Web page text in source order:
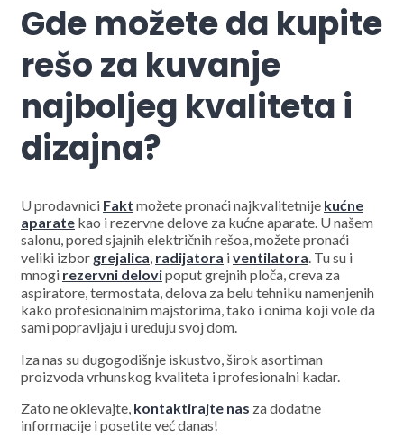
Gde možete da kupite
rešo za kuvanje
najboljeg kvaliteta i
dizajna?
U prodavnici Fakt možete pronaći najkvalitetnije kućne
aparate kao i rezervne delove za kućne aparate. U našem
salonu, pored sjajnih električnih rešoa, možete pronaći
veliki izbor grejalica, radijatora iventilatora. Tu su i
mnogi rezervni delovipoput grejnih ploča, creva za
aspiratore, termostata, delova za belu tehniku namenjenih
kako profesionalnim majstorima, tako i onima koji vole da
sami popravljaju i uređuju svoj dom.
Iza nas su dugogodišnje iskustvo, širok asortiman
proizvoda vrhunskog kvaliteta i profesionalni kadar.
Zato ne oklevajte, kontaktirajte nas za dodatne
informacije i posetite već danas!